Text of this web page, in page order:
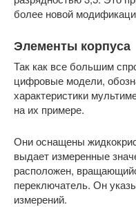
более новой
Элементы корпуса
Так как все большим
цифровые модели,
характеристики
на их примере.
Они оснащены
выдает измеренные
расположен,
переключатель. Он
измерений.